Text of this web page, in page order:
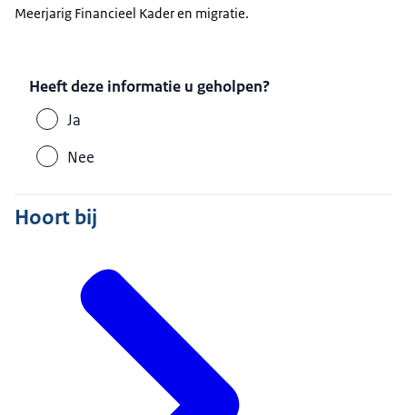
Meerjarig Financieel Kader en migratie.
Heeft deze informatie u geholpen?
Ja
Nee
Hoort bij